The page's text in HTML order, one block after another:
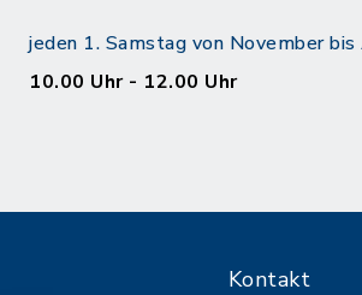
jeden 1. Samstag von November
10.00 Uhr - 12.00 Uhr
Kontakt